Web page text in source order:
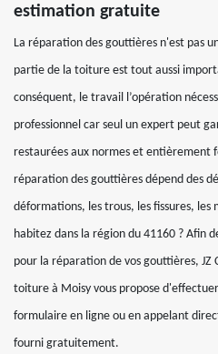
estimation gratuite
La réparation des gouttières n'est pas
partie de la toiture est tout aussi
conséquent, le travail l’opération
professionnel car seul un expert peut
restaurées aux normes et entièrement
réparation des gouttières dépend des
déformations, les trous, les fissures, les
habitez dans la région du 41160 ? Afin
pour la réparation de vos gouttières,
toiture à Moisy vous propose
formulaire en ligne ou en appelant
fourni gratuitement.